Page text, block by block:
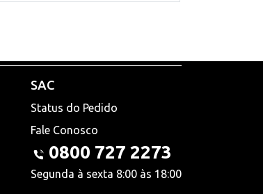
SAC
Status do Pedido
Fale Conosco
0800 727 2273
Segunda à sexta 8:00 às 18:00